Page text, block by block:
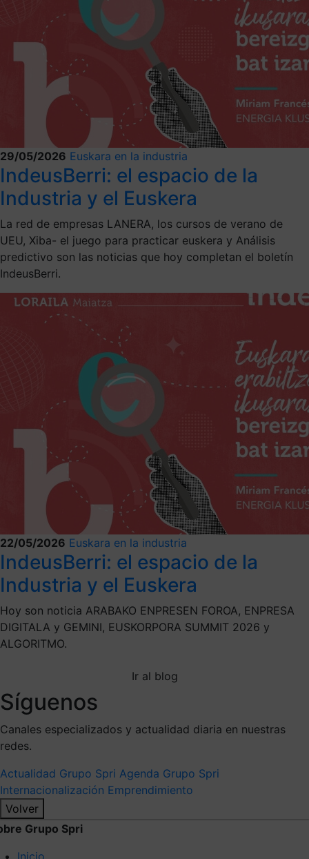
29/05/2026 Euskara en la industria
IndeusBerri: el espacio de la
Industria y el Euskera
La red de empresas LANERA, los cursos de verano de
UEU, Xiba- el juego para practicar euskera y Análisis
predictivo son las noticias que hoy completan el boletín
IndeusBerri.
22/05/2026 Euskara en la industria
IndeusBerri: el espacio de la
Industria y el Euskera
Hoy son noticia ARABAKO ENPRESEN FOROA, ENPRESA
DIGITALA y GEMINI, EUSKORPORA SUMMIT 2026 y
ALGORITMO.
Ir al blog
Síguenos
Canales especializados y actualidad diaria en nuestras
redes.
Actualidad Grupo Spri Agenda Grupo Spri
Internacionalización Emprendimiento
Volver
Grupo Spri
Inicio